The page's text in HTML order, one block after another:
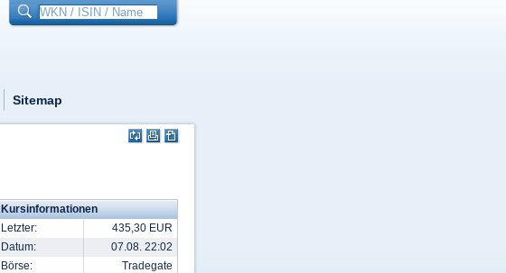
Sitemap
Kursinformationen
Letzter:
435,30 EUR
Datum:
07.08. 22:02
Börse:
Tradegate